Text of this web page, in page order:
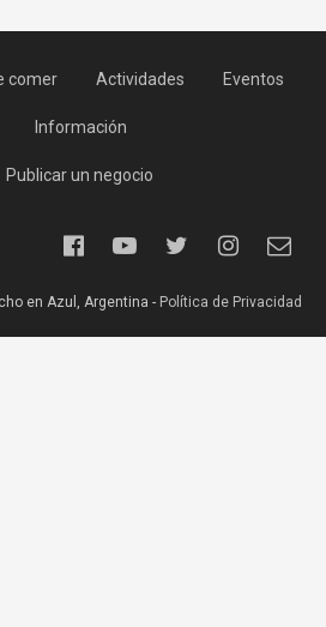
comer Actividades Eventos
Información
Publicar un negocio
en Azul, Argentina - Política de Privacidad